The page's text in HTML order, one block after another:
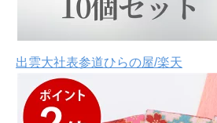
出雲大社表参道ひらの屋/楽天